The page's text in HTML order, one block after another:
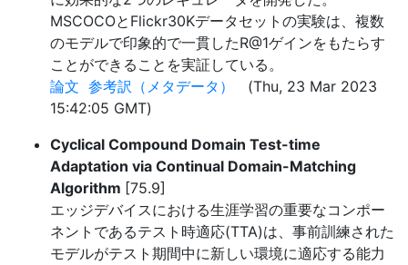
MSCOCOとFlickr30Kデータセットの実験は、複数
のモデルで印象的で一貫したR@1ゲインをもたらす
ことができることを実証している。
論文 参考訳（メタデータ）
(Thu, 23 Mar 2023
15:42:05 GMT)
Cyclical Compound Domain Test-time
Adaptation via Continual Domain-Matching
Algorithm [75.9]
エッジデバイスにおける生涯学習の重要なコンポー
ネントであるテスト時適応(TTA)は、事前訓練された
モデルがテスト期間中に新しい環境に適応する能力